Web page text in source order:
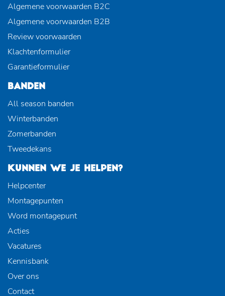
Algemene voorwaarden B2C
Algemene voorwaarden B2B
Review voorwaarden
Klachtenformulier
Garantieformulier
BANDEN
All season banden
Winterbanden
Zomerbanden
Tweedekans
KUNNEN WE JE HELPEN?
Helpcenter
Montagepunten
Word montagepunt
Acties
Vacatures
Kennisbank
Over ons
Contact